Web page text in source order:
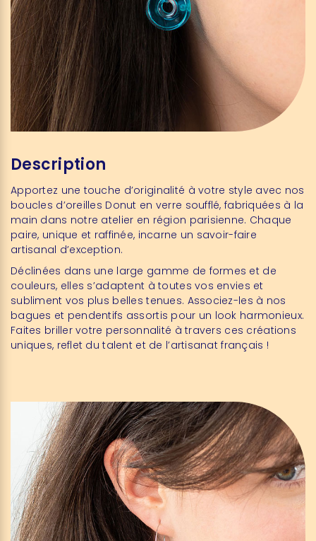
Description
Apportez une touche d’originalité à votre style avec nos
boucles d’oreilles Donut en verre soufflé, fabriquées à la
main dans notre atelier en région parisienne. Chaque
paire, unique et raffinée, incarne un savoir-faire
artisanal d’exception.
Déclinées dans une large gamme de formes et de
couleurs, elles s’adaptent à toutes vos envies et
subliment vos plus belles tenues. Associez-les à nos
bagues et pendentifs assortis pour un look harmonieux.
Faites briller votre personnalité à travers ces créations
uniques, reflet du talent et de l’artisanat français !